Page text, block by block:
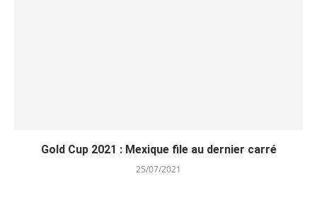
Gold Cup 2021 : Mexique file au dernier carré
25/07/2021